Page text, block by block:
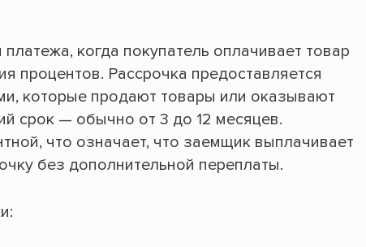
когда покупатель оплачивает товар
процентов. Рассрочка предоставляется
которые продают товары или оказывают
срок — обычно от 3 до 12 месяцев.
что означает, что заемщик выплачивает
без дополнительной переплаты.